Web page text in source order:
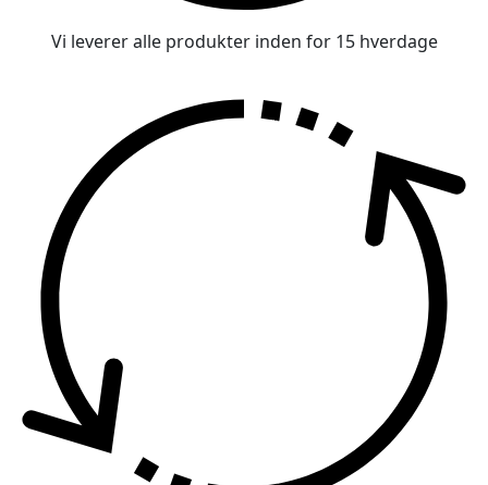
Vi leverer alle produkter inden for 15 hverdage